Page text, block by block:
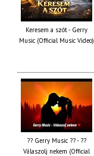
Keresem a szót - Gerry
Music (Official Music Video)
?? Gerry Music ?? - ??
Válaszolj nekem (Official